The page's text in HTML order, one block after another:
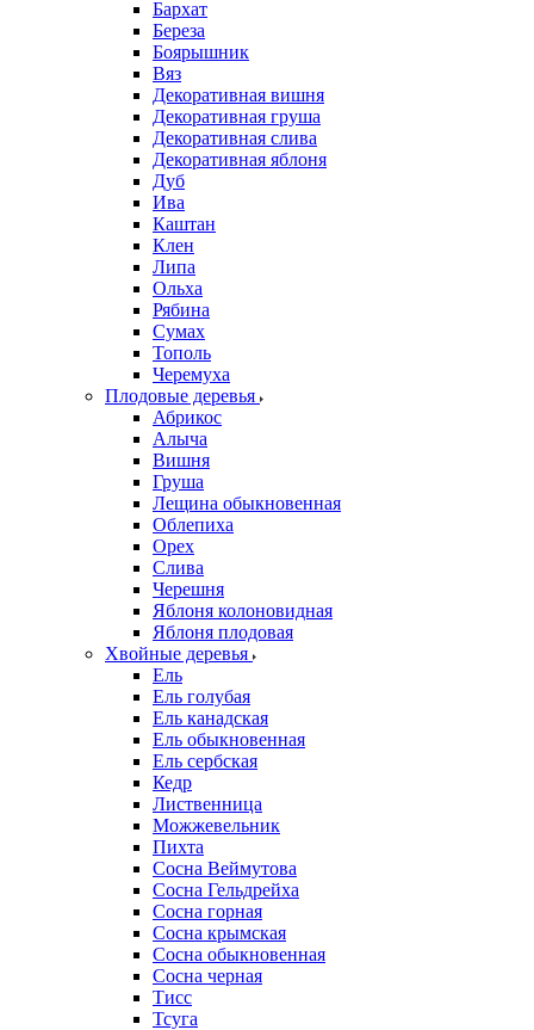
Бархат
Береза
Боярышник
Вяз
Декоративная вишня
Декоративная груша
Декоративная слива
Декоративная яблоня
Дуб
Ива
Каштан
Клен
Липа
Ольха
Рябина
Сумах
Тополь
Черемуха
Плодовые деревья
Абрикос
Алыча
Вишня
Груша
Лещина обыкновенная
Облепиха
Орех
Слива
Черешня
Яблоня колоновидная
Яблоня плодовая
Хвойные деревья
Ель
Ель голубая
Ель канадская
Ель обыкновенная
Ель сербская
Кедр
Лиственница
Можжевельник
Пихта
Сосна Веймутова
Сосна Гельдрейха
Сосна горная
Сосна крымская
Сосна обыкновенная
Сосна черная
Тисс
Тсуга